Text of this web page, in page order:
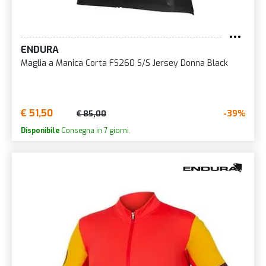
ENDURA
Maglia a Manica Corta FS260 S/S Jersey Donna Black
€ 51,50 € 85,00 -39%
Disponibile Consegna in 7 giorni.